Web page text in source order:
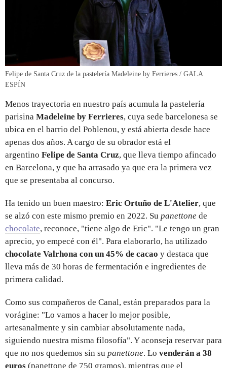
Felipe de Santa Cruz de la pastelería Madeleine by Ferrieres / GALA
ESPÍN
Menos trayectoria en nuestro país acumula la pastelería
parisina Madeleine by Ferrieres, cuya sede barcelonesa se
ubica en el barrio del Poblenou, y está abierta desde hace
apenas dos años. A cargo de su obrador está el
argentino Felipe de Santa Cruz, que lleva tiempo afincado
en Barcelona, y que ha arrasado ya que era la primera vez
que se presentaba al concurso.
Ha tenido un buen maestro: Eric Ortuño de L'Atelier, que
se alzó con este mismo premio en 2022. Su panettone de
chocolate, reconoce, "tiene algo de Eric". "Le tengo un gran
aprecio, yo empecé con él". Para elaborarlo, ha utilizado
chocolate Valrhona con un 45% de cacao y destaca que
lleva más de 30 horas de fermentación e ingredientes de
primera calidad.
Como sus compañeros de Canal, están preparados para la
vorágine: "Lo vamos a hacer lo mejor posible,
artesanalmente y sin cambiar absolutamente nada,
siguiendo nuestra misma filosofía". Y aconseja reservar para
que no nos quedemos sin su panettone. Lo venderán a 38
euros (panettone de 750 gramos), mientras que el